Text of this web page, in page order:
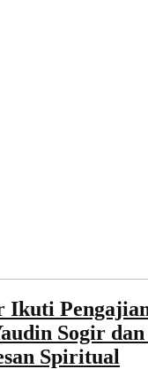
Ikuti
Sogir dan
Spiritual